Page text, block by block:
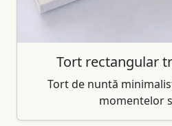
Tort rectangular
Tort de nuntă
momentelor